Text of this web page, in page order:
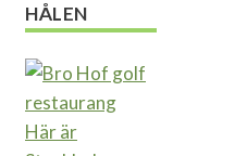
HÅLEN
Här är